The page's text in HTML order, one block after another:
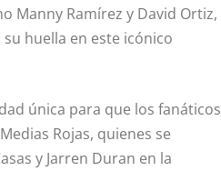
Manny Ramírez y David Ortiz,
huella en este icónico
única para que los fanáticos
Rojas, quienes se
y Jarren Duran en la